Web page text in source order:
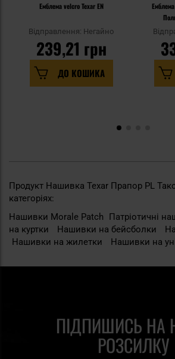
Емблема velcro Texar EN
Відправлення: Негайно
239,21 грн
ДО КОШИКА
Продукт Нашивка Texar Прапор PL
категоріях:
Нашивки Morale Patch
Патріотичні
на куртки
Нашивки на бейсболки
Нашивки на жилетки
Нашивки на
ПІДПИШИСЬ НА
РОЗСИЛКУ